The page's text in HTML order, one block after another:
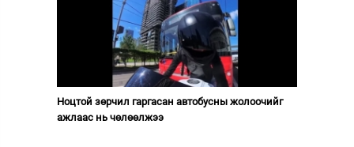
Ноцтой зөрчил гаргасан автобусны жолоочийг
ажлаас нь чөлөөлжээ